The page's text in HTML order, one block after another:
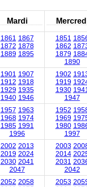
Mardi
1861 1867
1872 1878
1889 1895
1851
1862
1879
1890
1901 1907
1912 1918
1929 1935
1940 1946
1902
1919
1930
1947
1957 1963
1968 1974
1985 1991
1996
1952
1969
1980
1997
2002 2013
2019 2024
2030 2041
2047
2003
2014
2031
2042
2052 2058
2053